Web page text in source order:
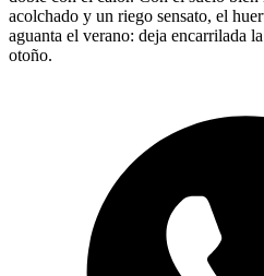
acolchado y un riego sensato, el
aguanta el verano: deja encarrilada
otoño.